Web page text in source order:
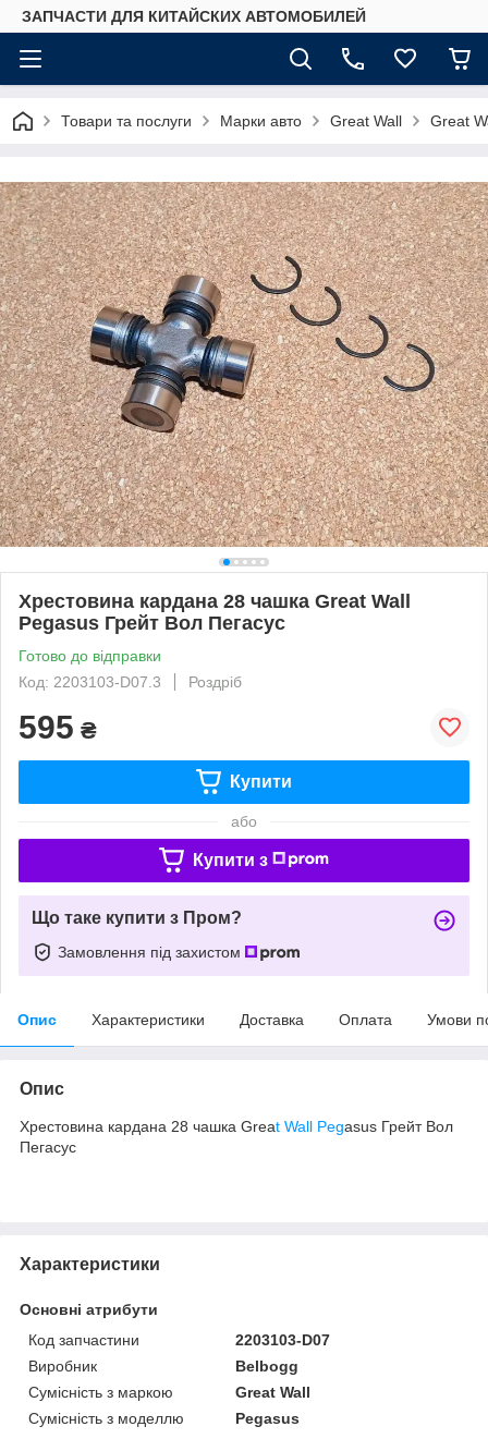
ЗАПЧАСТИ ДЛЯ КИТАЙСКИХ АВТОМОБИЛЕЙ
Товари та послуги Марки авто Great Wall Great
Хрестовина кардана 28 чашка Great Wall
Pegasus Грейт Вол Пегасус
Готово до відправки
Код: 2203103-D07.3
Роздріб
595 ₴
Купити
або
Купити з
Що таке купити з Пром?
Замовлення під захистом
Опис Характеристики Доставка Оплата Умови
Опис
Хрестовина кардана 28 чашка Great Wall Pegasus Грейт Вол
Пегасус
Характеристики
Основні атрибути
Код запчастини
2203103-D07
Виробник
Belbogg
Сумісність з маркою
Great Wall
Сумісність з моделлю
Pegasus